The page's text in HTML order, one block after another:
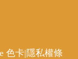
色卡| 隱私權條